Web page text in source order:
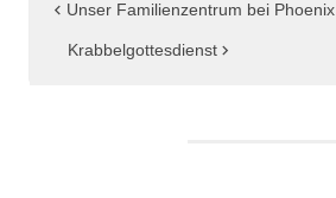
Beitragsnavigation
Unser Familienzentrum bei Phoenix
Krabbelgottesdienst